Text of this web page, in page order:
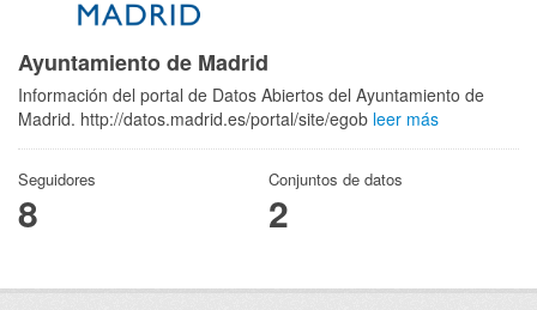
Ayuntamiento de Madrid
Información del portal de Datos Abiertos del Ayuntamiento de
Madrid. http://datos.madrid.es/portal/site/egob leer más
Seguidores
8
Conjuntos de datos
2